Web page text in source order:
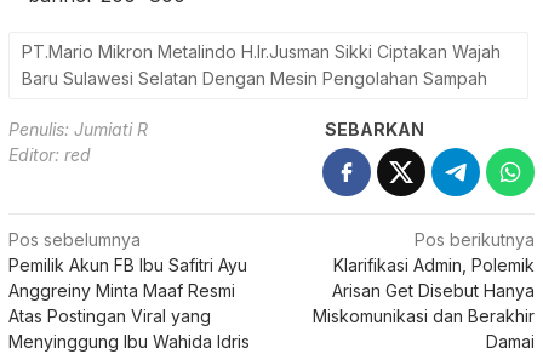
PT.Mario Mikron Metalindo H.Ir.Jusman Sikki Ciptakan Wajah
Baru Sulawesi Selatan Dengan Mesin Pengolahan Sampah
Penulis: Jumiati R
Editor: red
SEBARKAN
Navigasi
pos
Pos sebelumnya
Pemilik Akun FB Ibu Safitri Ayu
Anggreiny Minta Maaf Resmi
Atas Postingan Viral yang
Menyinggung Ibu Wahida Idris
Pos berikutnya
Klarifikasi Admin, Polemik
Arisan Get Disebut Hanya
Miskomunikasi dan Berakhir
Damai